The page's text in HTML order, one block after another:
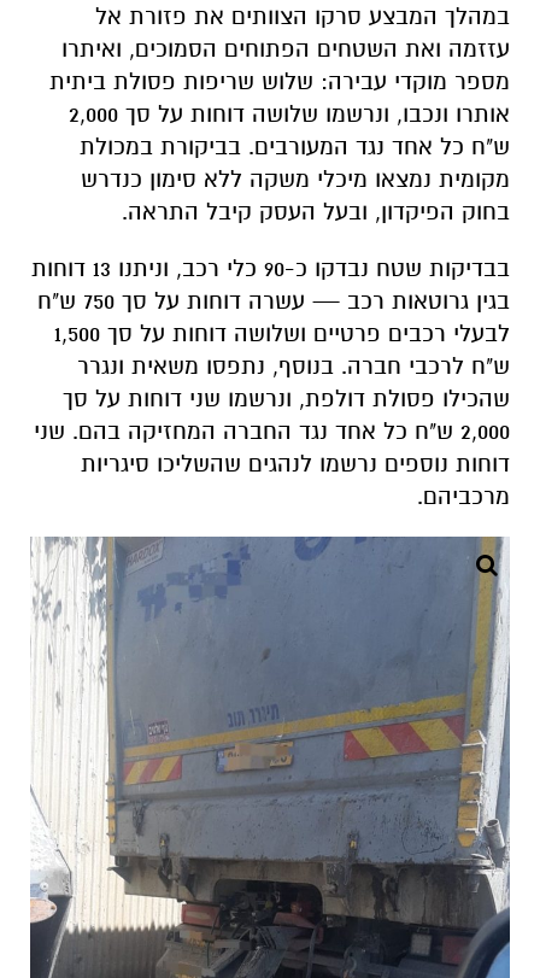
במהלך המבצע סרקו הצוותים את פזורת אל
עזזמה ואת השטחים הפתוחים הסמוכים, ואיתרו
מספר מוקדי עבירה: שלוש שריפות פסולת ביתית
אותרו ונכבו, ונרשמו שלושה דוחות על סך 2,000
ש"ח כל אחד נגד המעורבים. בביקורת במכולת
מקומית נמצאו מיכלי משקה ללא סימון כנדרש
בחוק הפיקדון, ובעל העסק קיבל התראה.
בבדיקות שטח נבדקו כ-90 כלי רכב, וניתנו 13 דוחות
בגין גרוטאות רכב — עשרה דוחות על סך 750 ש"ח
לבעלי רכבים פרטיים ושלושה דוחות על סך 1,500
ש"ח לרכבי חברה. בנוסף, נתפסו משאית ונגרר
שהכילו פסולת דולפת, ונרשמו שני דוחות על סך
2,000 ש"ח כל אחד נגד החברה המחזיקה בהם. שני
דוחות נוספים נרשמו לנהגים שהשליכו סיגריות
מרכביהם.